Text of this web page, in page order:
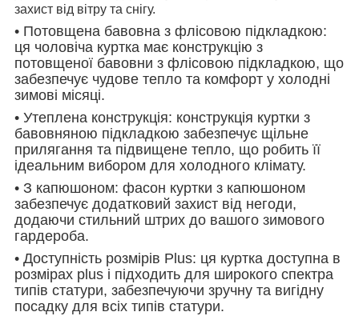
захист від вітру та снігу.
• Потовщена бавовна з флісовою підкладкою:
ця чоловіча куртка має конструкцію з
потовщеної бавовни з флісовою підкладкою, що
забезпечує чудове тепло та комфорт у холодні
зимові місяці.
• Утеплена конструкція: конструкція куртки з
бавовняною підкладкою забезпечує щільне
прилягання та підвищене тепло, що робить її
ідеальним вибором для холодного клімату.
• З капюшоном: фасон куртки з капюшоном
забезпечує додатковий захист від негоди,
додаючи стильний штрих до вашого зимового
гардероба.
• Доступність розмірів Plus: ця куртка доступна в
розмірах plus і підходить для широкого спектра
типів статури, забезпечуючи зручну та вигідну
посадку для всіх типів статури.